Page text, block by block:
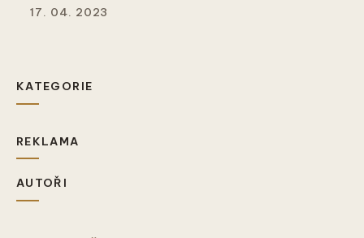
17. 04. 2023
KATEGORIE
REKLAMA
AUTOŘI